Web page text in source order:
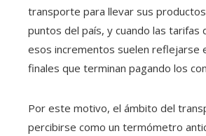
transporte para llevar sus
puntos del país, y cuando las tarifas
esos incrementos suelen reflejarse
finales que terminan pagando los
Por este motivo, el ámbito del
percibirse como un termómetro